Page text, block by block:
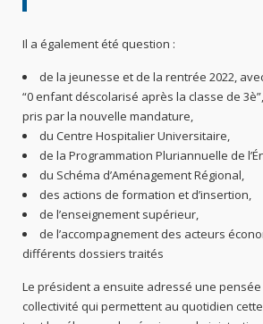
Il a également été question :
de la jeunesse et de la rentrée 2022,
“0 enfant déscolarisé après la classe de
pris par la nouvelle mandature,
du Centre Hospitalier Universitaire,
de la Programmation Pluriannuelle de
du Schéma d’Aménagement Régional,
des actions de formation et d’insertion,
de l’enseignement supérieur,
de l’accompagnement des acteurs
différents dossiers traités
Le président a ensuite adressé une
collectivité qui permettent au quotidien